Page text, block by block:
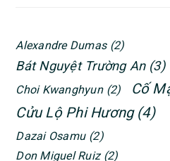
Alexandre Dumas (2)
Bát Nguyệt Trường An (3)
Choi Kwanghyun (2) Cố
Cửu Lộ Phi Hương (4)
Dazai Osamu (2)
Don Miguel Ruiz (2)